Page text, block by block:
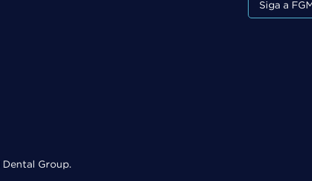
Siga a
Dental Group.